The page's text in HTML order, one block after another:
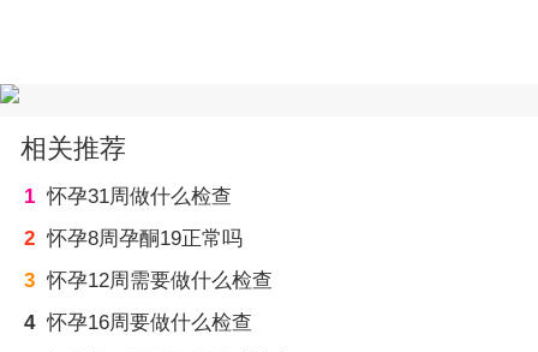
相关推荐
1 怀孕31周做什么检查
2 怀孕8周孕酮19正常吗
3 怀孕12周需要做什么检查
4 怀孕16周要做什么检查